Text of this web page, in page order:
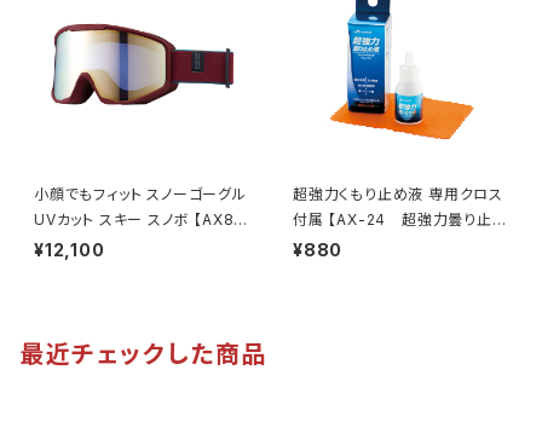
ウトドア 釣り ドライブ ランニン
グ ウォーキング [AXE アック
ス]
小顔でもフィット スノーゴーグル
UVカット スキー スノボ 【AX80
0-XS BO】 マットボルドー ゴー
アンフィット [AXE アックス]
¥12,100
超強力くもり止め液 専用クロス
付属 【AX-24 超強力曇り止め
液】 長時間持続 リキッドタイプ
¥880
最近チェックした商品